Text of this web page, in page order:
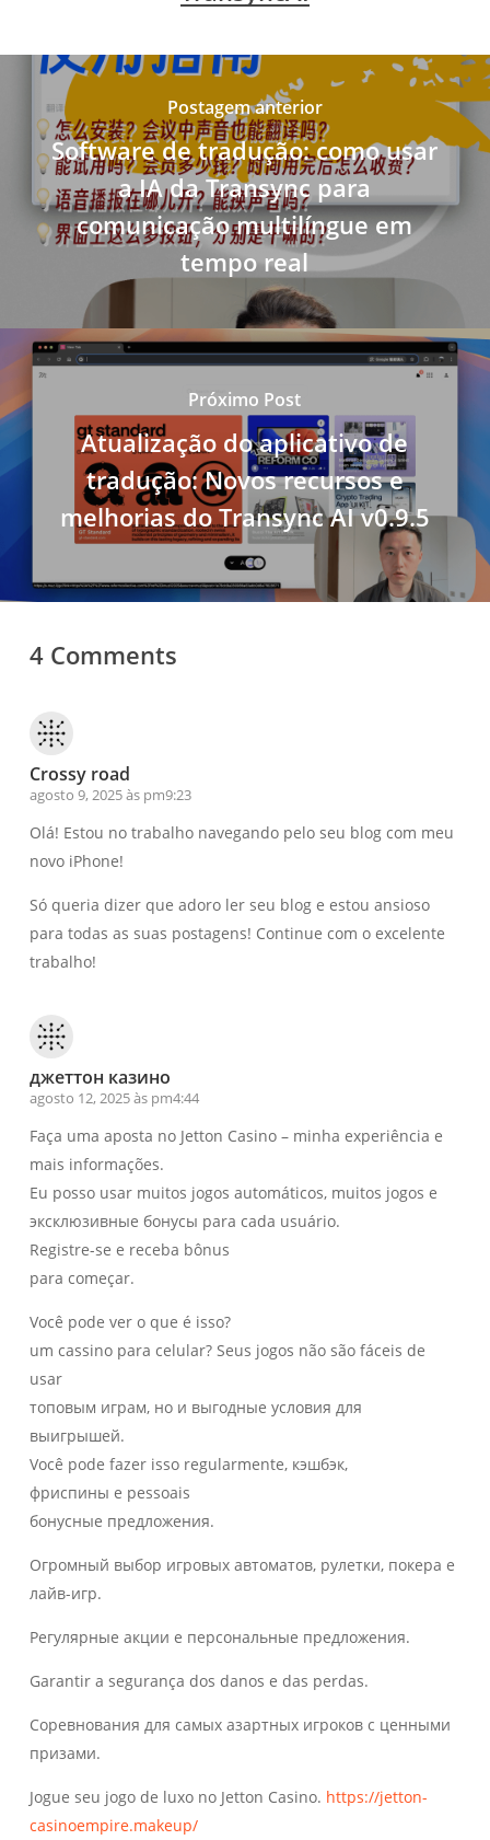
Postagem anterior
Software de tradução: como usar
a IA da Transync para
comunicação multilíngue em
tempo real
Próximo Post
Atualização do aplicativo de
tradução: Novos recursos e
melhorias do Transync AI v0.9.5
4 Comments
Crossy road
agosto 9, 2025 às pm9:23
Olá! Estou no trabalho navegando pelo seu blog com meu
novo iPhone!
Só queria dizer que adoro ler seu blog e estou ansioso
para todas as suas postagens! Continue com o excelente
trabalho!
джеттон казино
agosto 12, 2025 às pm4:44
Faça uma aposta no Jetton Casino – minha experiência e
mais informações.
Eu posso usar muitos jogos automáticos, muitos jogos e
эксклюзивные бонусы para cada usuário.
Registre-se e receba bônus
para começar.
Você pode ver o que é isso?
um cassino para celular? Seus jogos não são fáceis de
usar
топовым играм, но и выгодные условия для
выигрышей.
Você pode fazer isso regularmente, кэшбэк,
фриспины e pessoais
бонусные предложения.
Огромный выбор игровых автоматов, рулетки, покера e
лайв-игр.
Регулярные акции e персональные предложения.
Garantir a segurança dos danos e das perdas.
Соревнования для самых азартных игроков с ценными
призами.
Jogue seu jogo de luxo no Jetton Casino. https://jetton-
casinoempire.makeup/